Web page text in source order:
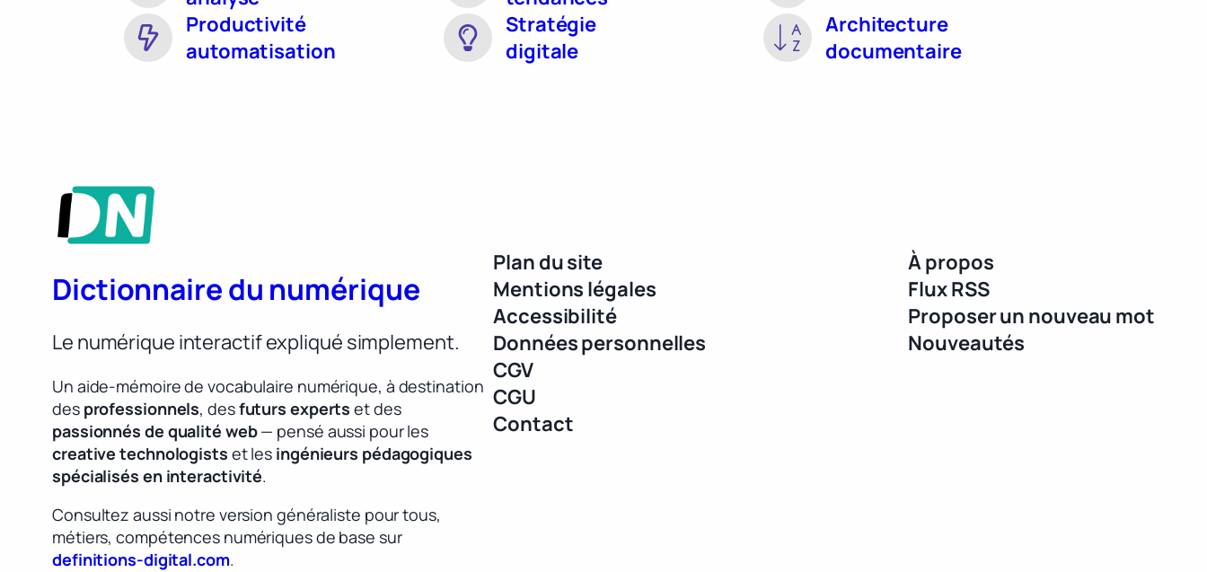
Productivité
automatisation
Stratégie
digitale
Architecture
documentaire
Dictionnaire du numérique
Le numérique interactif expliqué simplement.
Un aide-mémoire de vocabulaire numérique, à destination
des professionnels, desfuturs experts et des
passionnés de qualité web— pensé aussi pour les
creative technologists et les ingénieurs pédagogiques
spécialisés en interactivité.
Consultez aussi notre version généraliste pour tous,
métiers, compétences numériques de base sur
definitions-digital.com.
Plan du site
Mentions légales
Accessibilité
Données personnelles
CGV
CGU
Contact
À propos
Flux RSS
Proposer un nouveau mot
Nouveautés